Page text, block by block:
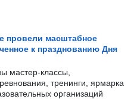
провели масштабное
к празднованию Дня
мастер-классы,
тренинги, ярмарка
организаций